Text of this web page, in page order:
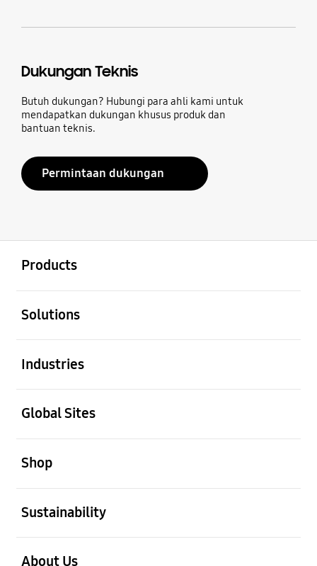
Dukungan Teknis
Butuh dukungan? Hubungi para ahli kami untuk
mendapatkan dukungan khusus produk dan
bantuan teknis.
Permintaan dukungan
Products
Solutions
Industries
Global Sites
Shop
Sustainability
About Us